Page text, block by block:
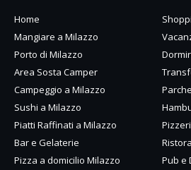
Home
Mangiare a Milazzo
Porto di Milazzo
Area Sosta Camper
Campeggio a Milazzo
Sushi a Milazzo
Piatti Raffinati a Milazzo
Bar e Gelaterie
Pizza a domicilio Milazzo
Pub e